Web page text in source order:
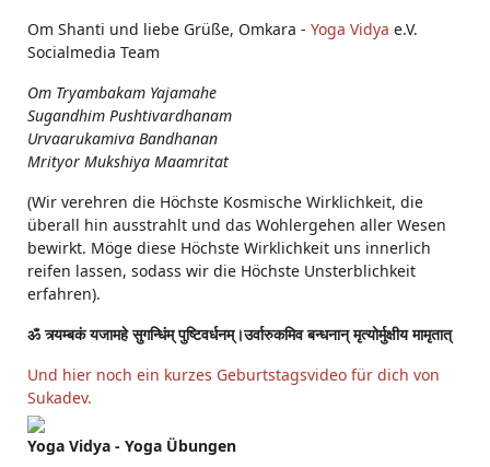
Om Shanti und liebe Grüße, Omkara - Yoga Vidya e.V.
Socialmedia Team
Om Tryambakam Yajamahe
Sugandhim Pushtivardhanam
Urvaarukamiva Bandhanan
Mrityor Mukshiya Maamritat
(Wir verehren die Höchste Kosmische Wirklichkeit, die
überall hin ausstrahlt und das Wohlergehen aller Wesen
bewirkt. Möge diese Höchste Wirklichkeit uns innerlich
reifen lassen, sodass wir die Höchste Unsterblichkeit
erfahren).
ॐ त्र्यम्बकं यजामहे सुगन्धिंम् पुष्टिवर्धनम्।उर्वारुकमिव बन्धनान् मृत्योर्मुक्षीय मामृतात्
Und hier noch ein kurzes Geburtstagsvideo für dich von
Sukadev.
Yoga Vidya - Yoga Übungen